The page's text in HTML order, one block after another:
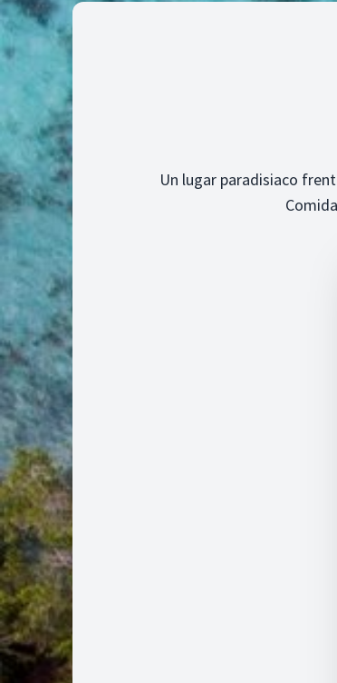
Un lugar paradisiaco